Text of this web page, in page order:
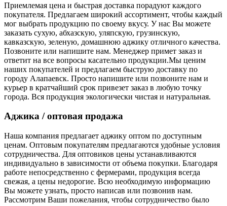
Приемлемая цена и быстрая доставка порадуют каждого
покупателя. Предлагаем широкий ассортимент, чтобы каждый
мог выбрать продукцию по своему вкусу. У нас Вы можете
заказать сухую, абхазскую, уляпскую, грузинскую,
кавказскую, зеленую, домашнюю аджику отличного качества.
Позвоните или напишите нам. Менеджер примет заказ и
ответит на все вопросы касательно продукции.Мы ценим
наших покупателей и предлагаем быструю доставку по
городу Алапаевск. Просто напишите или позвоните нам и
курьер в кратчайший срок привезет заказ в любую точку
города. Вся продукция экологически чистая и натуральная.
Аджика / оптовая продажа
Наша компания предлагает аджику оптом по доступным
ценам. Оптовым покупателям предлагаются удобные условия
сотрудничества. Для оптовиков цены устанавливаются
индивидуально в зависимости от объема покупки. Благодаря
работе непосредственно с фермерами, продукция всегда
свежая, а цены недорогие. Всю необходимую информацию
Вы можете узнать, просто написав или позвонив нам.
Рассмотрим Ваши пожелания, чтобы сотрудничество было